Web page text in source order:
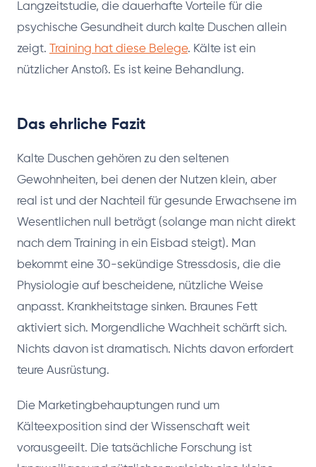
Langzeitstudie, die dauerhafte Vorteile für die
psychische Gesundheit durch kalte Duschen allein
zeigt.
Training hat diese Belege. Kälte ist ein
nützlicher Anstoß. Es ist keine Behandlung.
Das ehrliche Fazit
Kalte Duschen gehören zu den seltenen
Gewohnheiten, bei denen der Nutzen klein, aber
real ist und der Nachteil für gesunde Erwachsene im
Wesentlichen null beträgt (solange man nicht direkt
nach dem Training in ein Eisbad steigt). Man
bekommt eine 30-sekündige Stressdosis, die die
Physiologie auf bescheidene, nützliche Weise
anpasst. Krankheitstage sinken. Braunes Fett
aktiviert sich. Morgendliche Wachheit schärft sich.
Nichts davon ist dramatisch. Nichts davon erfordert
teure Ausrüstung.
Die Marketingbehauptungen rund um
Kälteexposition sind der Wissenschaft weit
vorausgeeilt. Die tatsächliche Forschung ist